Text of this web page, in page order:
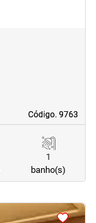
Código. 9763
Código. 9763
1
banho(s)